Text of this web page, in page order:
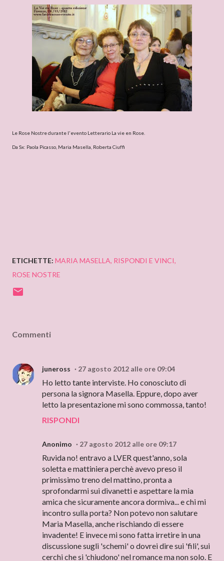
Le Rose Nostre durante l'evento Letterario La vie en Rose.
Da Sx: Paola Picasso, Maria Masella, Roberta Ciuffi
ETICHETTE: MARIA MASELLA RISPONDI E VINCI
ROSE NOSTRE
Commenti
juneross 27 agosto 2012 alle ore 09:04
Ho letto tante interviste. Ho conosciuto di
persona la signora Masella. Eppure, dopo aver
letto la presentazione mi sono commossa, tanto!
RISPONDI
Anonimo 27 agosto 2012 alle ore 09:17
Ruvida no! entravo a LVER quest'anno, sola
soletta e mattiniera perchè avevo preso il
primissimo treno del mattino, pronta a
sprofondarmi sui divanetti e aspettare la mia
amica che sicuramente ancora dormiva... e chi mi
incontro sulla porta? Non potevo non salutare
Maria Masella, anche rischiando di essere
invadente! E invece mi sono fatta irretire in una
discussione sugli 'schemi' o dovrei dire sui 'fili', sui
cerchi che si 'chiudono' nel romance ma non solo. E